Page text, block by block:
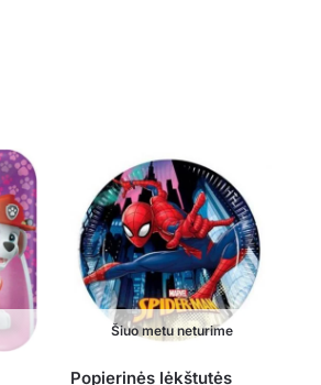
Šiuo metu neturime
Popierinės lėkštutės